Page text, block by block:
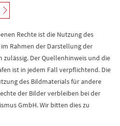
Rechte ist die Nutzung des
Rahmen der Darstellung der
Der Quellenhinweis und die
ist in jedem Fall verpflichtend. Die
des Bildmaterials für andere
der Bilder verbleiben bei der
GmbH. Wir bitten dies zu